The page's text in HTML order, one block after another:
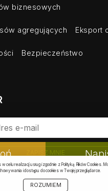
biznesowych
agregujących Eksport
Bezpieczeństwo
ZAPISZ MNIE
celu realizacji usług i zgodnie z Polityką Plików Cookies.
i dostępu do cookies w Twojej przeglądarce.
ROZUMIEM